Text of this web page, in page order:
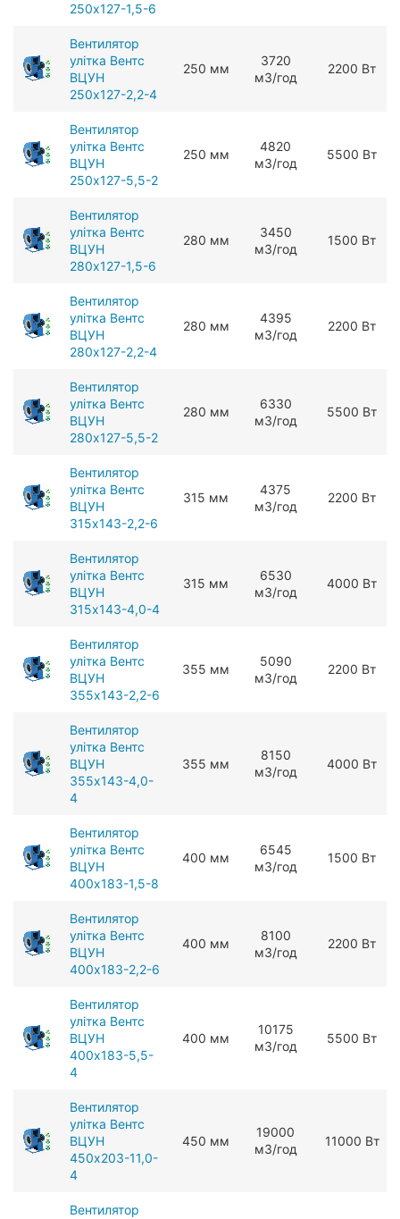
250x127-1,5-6
Вентилятор
улітка Вентс
ВЦУН
250x127-2,2-4
250 мм
3720
мЗ/год
2200 Вт
Вентилятор
улітка Вентс
ВЦУН
250x127-5,5-2
250 мм
4820
мЗ/год
5500 Вт
Вентилятор
улітка Вентс
ВЦУН
280x127-1,5-6
280 мм
3450
мЗ/год
1500 Вт
Вентилятор
улітка Вентс
ВЦУН
280x127-2,2-4
280 мм
4395
мЗ/год
2200 Вт
Вентилятор
улітка Вентс
ВЦУН
280x127-5,5-2
280 мм
6330
мЗ/год
5500 Вт
Вентилятор
улітка Вентс
ВЦУН
315x143-2,2-6
315 мм
4375
мЗ/год
2200 Вт
Вентилятор
улітка Вентс
ВЦУН
315x143-4,0-4
315 мм
6530
мЗ/год
4000 Вт
Вентилятор
улітка Вентс
ВЦУН
355x143-2,2-6
355 мм
5090
мЗ/год
2200 Вт
Вентилятор
улітка Вентс
ВЦУН
355x143-4,0-
4
355 мм
8150
мЗ/год
4000 Вт
Вентилятор
улітка Вентс
ВЦУН
400x183-1,5-8
400 мм
6545
мЗ/год
1500 Вт
Вентилятор
улітка Вентс
ВЦУН
400x183-2,2-6
400 мм
8100
мЗ/год
2200 Вт
Вентилятор
улітка Вентс
ВЦУН
400x183-5,5-
4
400 мм
10175
мЗ/год
5500 Вт
Вентилятор
улітка Вентс
ВЦУН
450x203-11,0-
4
450 мм
19000
мЗ/год
11000 Вт
Вентилятор